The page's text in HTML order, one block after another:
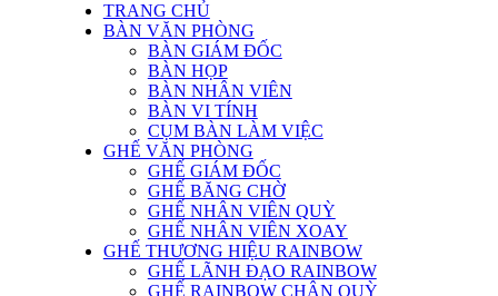
TRANG CHỦ
BÀN VĂN PHÒNG
BÀN GIÁM ĐỐC
BÀN HỌP
BÀN NHÂN VIÊN
BÀN VI TÍNH
CỤM BÀN LÀM VIỆC
GHẾ VĂN PHÒNG
GHẾ GIÁM ĐỐC
GHẾ BĂNG CHỜ
GHẾ NHÂN VIÊN QUỲ
GHẾ NHÂN VIÊN XOAY
GHẾ THƯƠNG HIỆU RAINBOW
GHẾ LÃNH ĐẠO RAINBOW
GHẾ RAINBOW CHÂN QUỲ